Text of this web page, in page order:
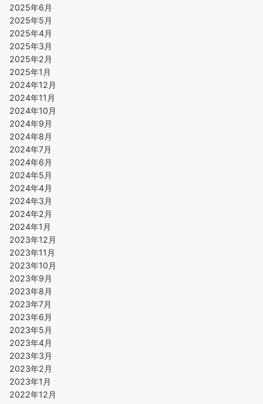
2025年6月
2025年5月
2025年4月
2025年3月
2025年2月
2025年1月
2024年12月
2024年11月
2024年10月
2024年9月
2024年8月
2024年7月
2024年6月
2024年5月
2024年4月
2024年3月
2024年2月
2024年1月
2023年12月
2023年11月
2023年10月
2023年9月
2023年8月
2023年7月
2023年6月
2023年5月
2023年4月
2023年3月
2023年2月
2023年1月
2022年12月